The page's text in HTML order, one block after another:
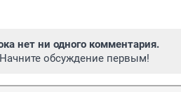
нет ни одного комментария.
Начните обсуждение первым!